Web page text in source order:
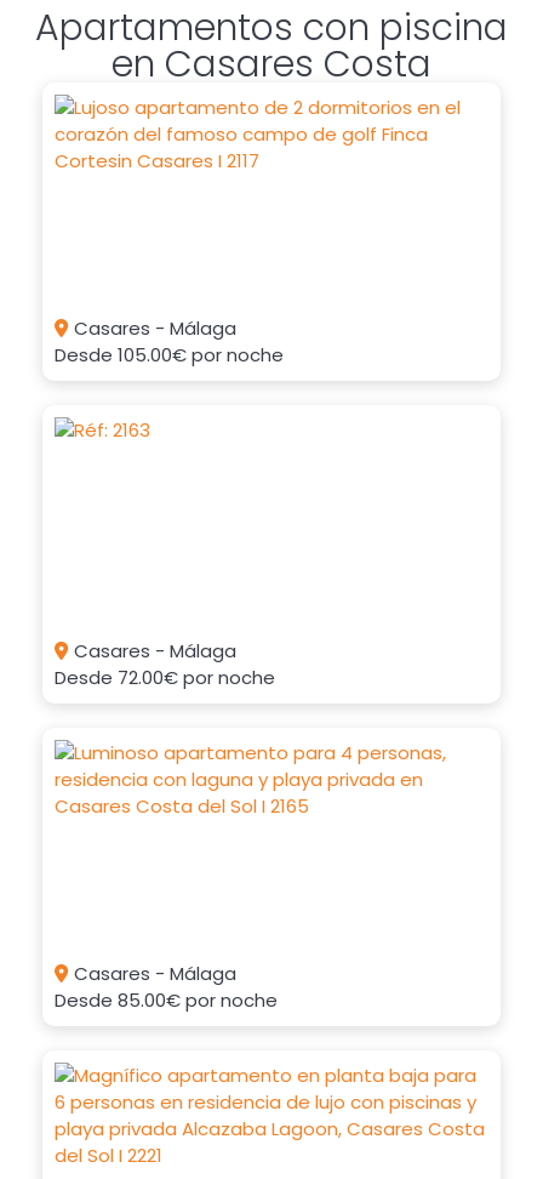
Apartamentos con piscina
en Casares Costa
Casares - Málaga
Desde 105.00€por noche
Casares - Málaga
Desde 72.00€por noche
Casares - Málaga
Desde 85.00€por noche